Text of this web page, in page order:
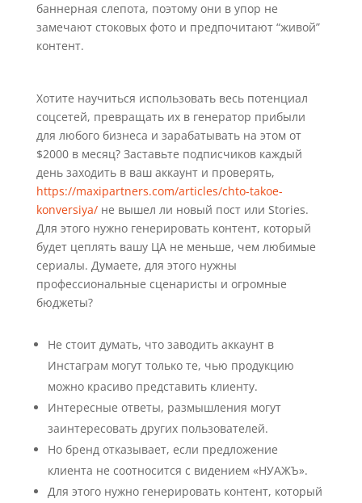
баннерная слепота, поэтому они в упор не
замечают стоковых фото и предпочитают “живой”
контент.
Хотите научиться использовать весь потенциал
соцсетей, превращать их в генератор прибыли
для любого бизнеса и зарабатывать на этом от
$2000 в месяц? Заставьте подписчиков каждый
день заходить в ваш аккаунт и проверять,
https://maxipartners.com/articles/chto-takoe-
konversiya/не вышел ли новый пост или Stories.
Для этого нужно генерировать контент, который
будет цеплять вашу ЦА не меньше, чем любимые
сериалы. Думаете, для этого нужны
профессиональные сценаристы и огромные
бюджеты?
Не стоит думать, что заводить аккаунт в
Инстаграм могут только те, чью продукцию
можно красиво представить клиенту.
Интересные ответы, размышления могут
заинтересовать других пользователей.
Но бренд отказывает, если предложение
клиента не соотносится с видением «НУАЖЪ».
Для этого нужно генерировать контент, который